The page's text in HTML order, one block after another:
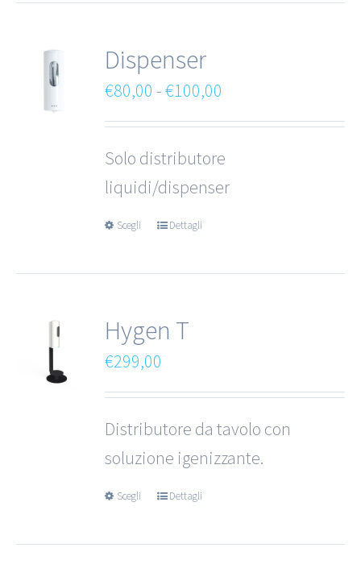
Dispenser
€80,00 -€100,00
di
Solo distributore
liquidi/dispenser
Scegli Dettagli
Hygen T
€299,00
Distributore da tavolo con
soluzione igenizzante.
Scegli Dettagli